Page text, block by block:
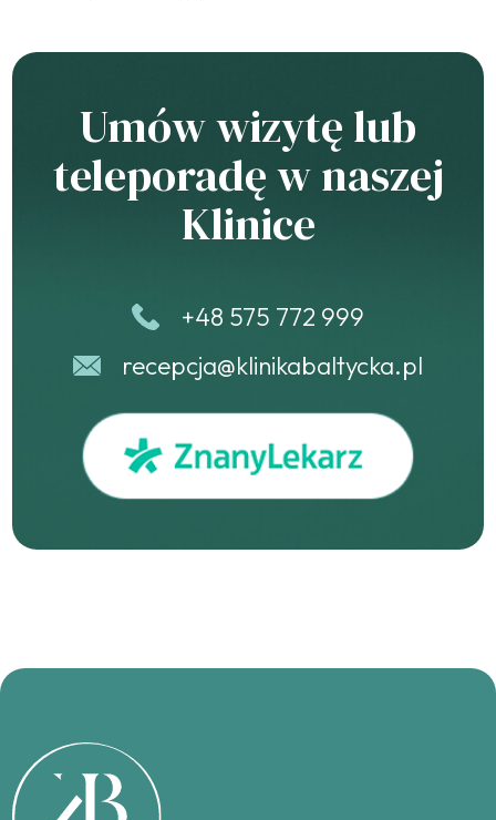
Umów wizytę lub
teleporadę w naszej
Klinice
+48 575 772 999
recepcja@klinikabaltycka.pl